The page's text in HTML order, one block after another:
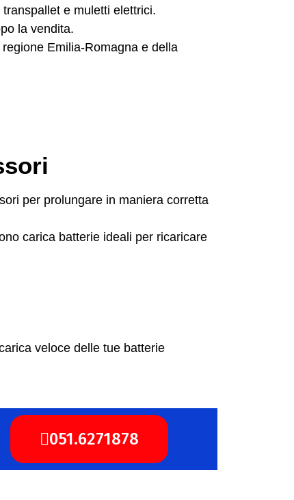
e muletti elettrici.
la vendita.
Emilia-Romagna e della
per prolungare in maniera corretta
carica batterie ideali per ricaricare
veloce delle tue batterie
051.6271878